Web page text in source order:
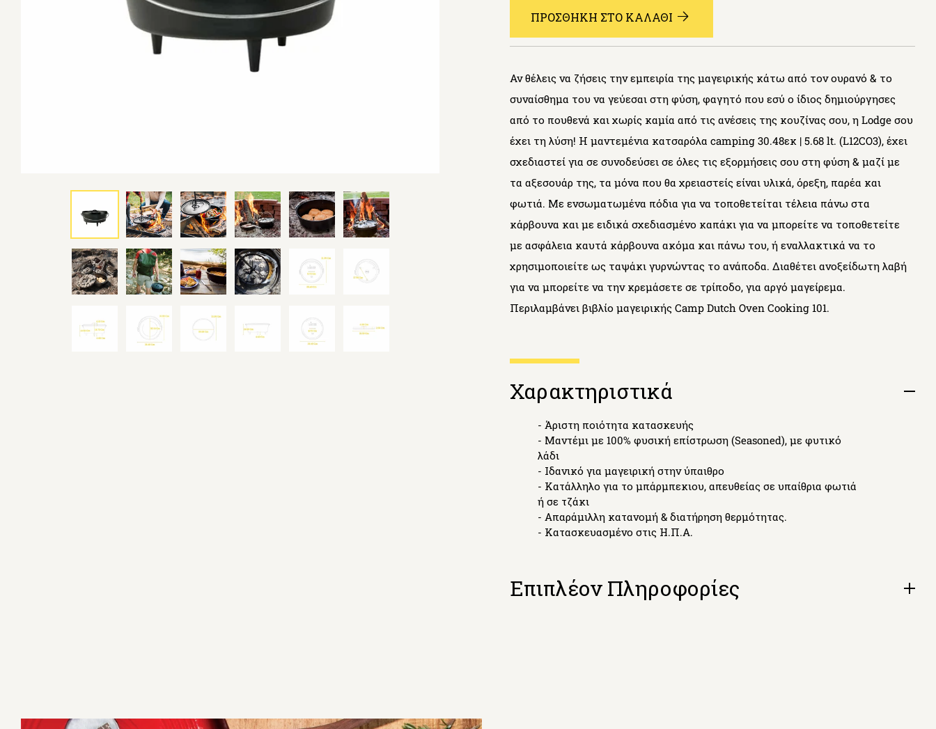
ΠΡΟΣΘΗΚΗ ΣΤΟ ΚΑΛΑΘΙ
Αν θέλεις να ζήσεις την εμπειρία της μαγειρικής κάτω από τον ουρανό & το
συναίσθημα του να γεύεσαι στη φύση, φαγητό που εσύ ο ίδιος δημιούργησες
από το πουθενά και χωρίς καμία από τις ανέσεις της κουζίνας σου, η Lodge σου
έχει τη λύση! Η μαντεμένια κατσαρόλα camping 30.48εκ | 5.68 lt. (L12CO3), έχει
σχεδιαστεί για σε συνοδεύσει σε όλες τις εξορμήσεις σου στη φύση & μαζί με
τα αξεσουάρ της, τα μόνα που θα χρειαστείς είναι υλικά, όρεξη, παρέα και
φωτιά. Με ενσωματωμένα πόδια για να τοποθετείται τέλεια πάνω στα
κάρβουνα και με ειδικά σχεδιασμένο καπάκι για να μπορείτε να τοποθετείτε
με ασφάλεια καυτά κάρβουνα ακόμα και πάνω του, ή εναλλακτικά να το
χρησιμοποιείτε ως ταψάκι γυρνώντας το ανάποδα. Διαθέτει ανοξείδωτη λαβή
για να μπορείτε να την κρεμάσετε σε τρίποδο, για αργό μαγείρεμα.
Περιλαμβάνει βιβλίο μαγειρικής Camp Dutch Oven Cooking 101.
Χαρακτηριστικά
- Άριστη ποιότητα κατασκευής
- Μαντέμι με 100% φυσική επίστρωση (Seasoned), με φυτικό
λάδι
- Ιδανικό για μαγειρική στην ύπαιθρο
- Κατάλληλο για το μπάρμπεκιου, απευθείας σε υπαίθρια φωτιά
ή σε τζάκι
- Απαράμιλλη κατανομή & διατήρηση θερμότητας.
- Κατασκευασμένο στις Η.Π.Α.
Επιπλέον Πληροφορίες
Open
tab